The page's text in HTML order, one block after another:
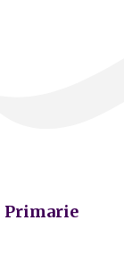
Primarie